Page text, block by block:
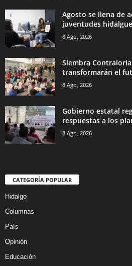
Agosto se llena de
juventudes
8 Ago, 2026
Siembra
transformarán el
8 Ago, 2026
Gobierno estatal
respuestas a los
8 Ago, 2026
CATEGORÍA POPULAR
Hidalgo
Columnas
País
Opinión
Educación